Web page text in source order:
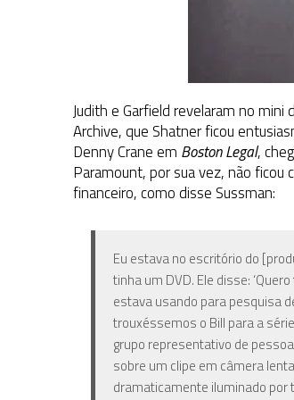
Judith e Garfield revelaram no mini
Archive, que Shatner ficou
Denny Crane em Boston Legal,
Paramount, por sua vez,não ficou
financeiro, como disse Sussman:
Eu estava no escritório do
tinha um DVD. Ele disse:
estava usando para pesquisa
trouxéssemos o Bill para a
grupo representativo de
sobre um clipe em câmera
dramaticamente iluminado por